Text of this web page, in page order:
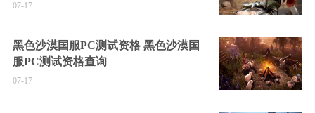
07-17
黑色沙漠国服PC测试资格 黑色沙漠国
服PC测试资格查询
07-17